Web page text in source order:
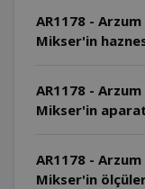
AR1178 -
Mikser'in
AR1178 -
Mikser'in
AR1178 -
Mikser'in